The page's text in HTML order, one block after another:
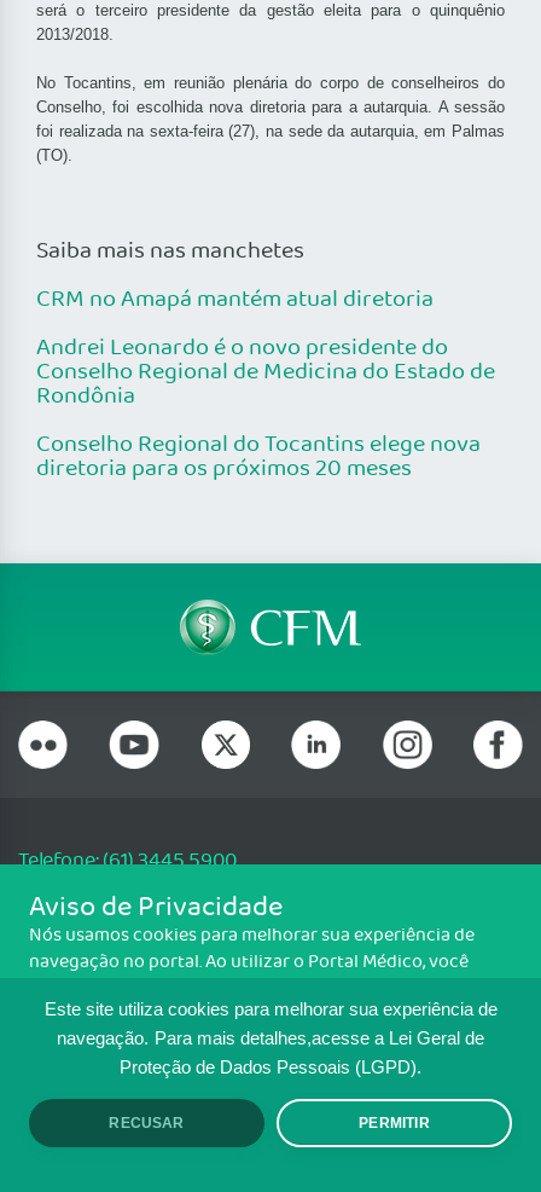
Este site utiliza cookies para melhorar sua experiência de
navegação. Para mais detalhes,acesse a Lei Geral de
Proteção de Dados Pessoais (LGPD).
RECUSAR PERMITIR
será o terceiro presidente da gestão eleita para o quinquênio
2013/2018.
No Tocantins, em reunião plenária do corpo de conselheiros do
Conselho, foi escolhida nova diretoria para a autarquia. A sessão
foi realizada na sexta-feira (27), na sede da autarquia, em Palmas
(TO).
Saiba mais nas manchetes
CRM no Amapá mantém atual diretoria
Andrei Leonardo é o novo presidente do
Conselho Regional de Medicina do Estado de
Rondônia
Conselho Regional do Tocantins elege nova
diretoria para os próximos 20 meses
Telefone: (61) 3445 5900
Email: cfm@portalmedico.org.br
SGAS 616, Conjunto D, Lote 115, L2 Sul, Brasília/DF - CEP: 70200-760 -
CNPJ: 33.583.550/0001-30
MAPA DO SITE
TRANSPARÊNCIA E PRESTAÇÃO DE
CONTAS
Aviso de Privacidade
Nós usamos cookies para melhorar sua experiência de
navegação no portal. Ao utilizar o Portal Médico, você
Para ter mais informações sobre como isso é feito, acesse
Política de cookies. Se você concorda, clique em ACEITO.
ACEITO